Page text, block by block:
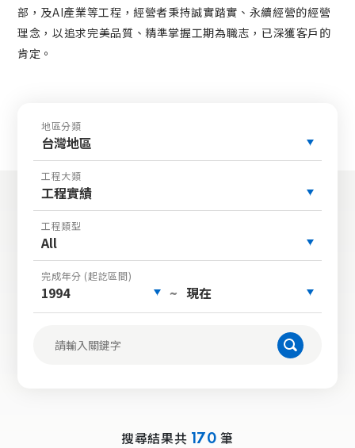
部，及AI產業等工程，經營者秉持誠實踏實、永續經營的經營
理念，以追求完美品質、精準掌握工期為職志，已深獲客戶的
肯定。
地區分類
台灣地區
工程大類
工程實績
工程類型
All
完成年分 (起訖區間)
1994 ~ 現在
搜尋結果共 170 筆